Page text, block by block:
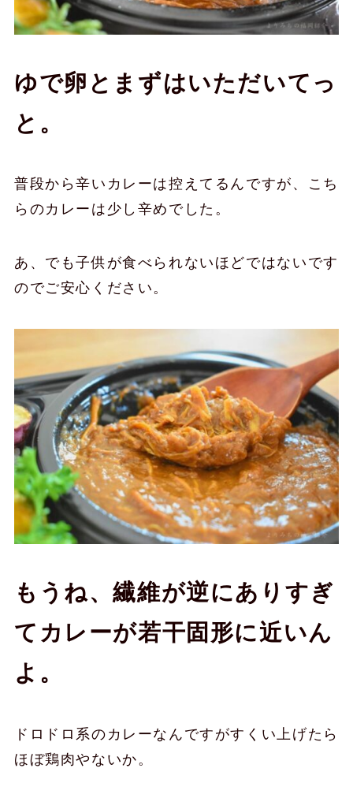
ゆで卵とまずはいただいてっ
と。
普段から辛いカレーは控えてるんですが、こち
らのカレーは少し辛めでした。
あ、でも子供が食べられないほどではないです
のでご安心ください。
もうね、繊維が逆にありすぎ
てカレーが若干固形に近いん
よ。
ドロドロ系のカレーなんですがすくい上げたら
ほぼ鶏肉やないか。